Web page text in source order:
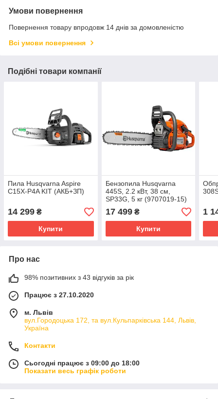
Умови повернення
Повернення товару впродовж 14 днів за домовленістю
Всі умови повернення
Подібні товари компанії
Пила Husqvarna Aspire
C15X-P4A KIT (АКБ+ЗП)
14 299 ₴
Купити
Бензопила Husqvarna
445S, 2.2 кВт, 38 см,
SP33G, 5 кг (9707019-15)
17 499₴
Купити
1
Про нас
98% позитивних з 43 відгуків за рік
Працює з 27.10.2020
м. Львів
вул.Городоцька 172, та вул.Кульпарківська 144, Львів,
Україна
Контакти
Сьогодні працює з 09:00 до 18:00
Показати весь графік роботи